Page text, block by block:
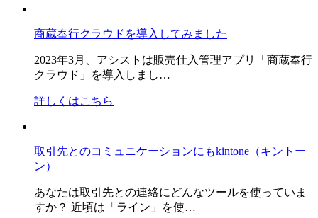
商蔵奉行クラウドを導入してみました
2023年3月、アシストは販売仕入管理アプリ「商蔵奉行
クラウド」を導入しまし…
詳しくはこちら
取引先とのコミュニケーションにもkintone（キントー
ン）
あなたは取引先との連絡にどんなツールを使っていま
すか？ 近頃は「ライン」を使…